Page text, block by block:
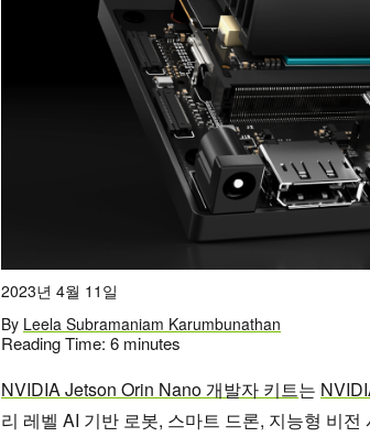
2023년 4월 11일
By Leela Subramaniam Karumbunathan
Reading Time: 6 minutes
NVIDIA Jetson Orin Nano 개발자 키트는
리 레벨 AI 기반 로봇, 스마트 드론, 지능형 비